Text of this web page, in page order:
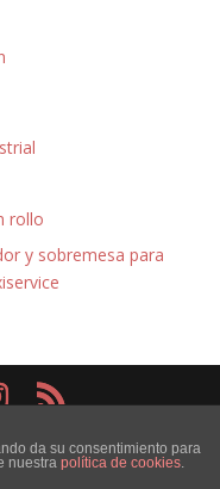
rollo
y sobremesa para
da su consentimiento para
nuestra política de cookies.